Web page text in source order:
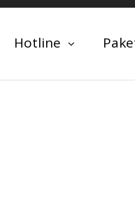
Hotline